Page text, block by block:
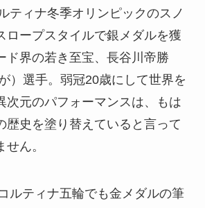
ティナ冬季オリンピックのスノ
ロープスタイルで銀メダルを獲
ド界の若き至宝、長谷川帝勝
）選手。弱冠20歳にして世界を
次元のパフォーマンスは、もは
歴史を塗り替えていると言って
ん。
ルティナ五輪でも金メダルの筆